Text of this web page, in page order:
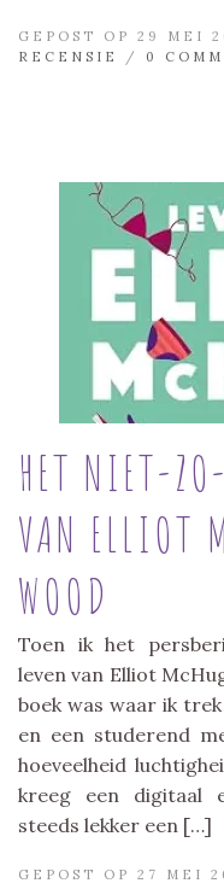
GEPOST OP 29 MEI
RECENSIE
/ 0
HET NIET-ZO-
VAN ELLIOT
WOOD
Toen ik het
leven van Elliot
boek was waar ik
en een studerend
hoeveelheid
kreeg een digitaal
steeds lekker een […]
GEPOST OP 27 MEI